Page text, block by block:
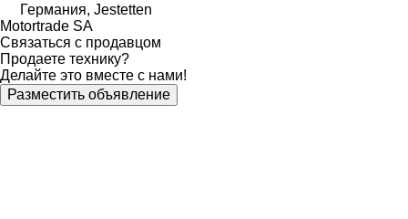
Германия, Jestetten
Motortrade SA
Связаться с продавцом
Продаете технику?
Делайте это вместе с нами!
Разместить объявление